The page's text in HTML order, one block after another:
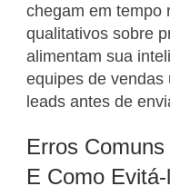
chegam em tempo
qualitativos sobre
alimentam sua
equipes de vendas
leads antes de
Erros
E Como